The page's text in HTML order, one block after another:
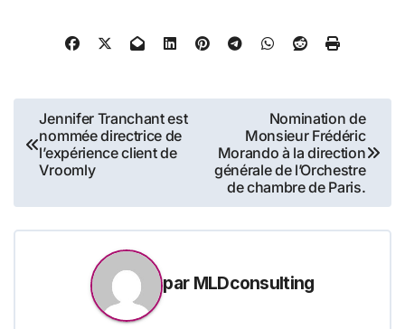
Navigation
de
l’article
Jennifer Tranchant est
nommée directrice de
l’expérience client de
Vroomly
Nomination de
Monsieur Frédéric
Morando à la direction
générale de l’Orchestre
de chambre de Paris.
par MLDconsulting